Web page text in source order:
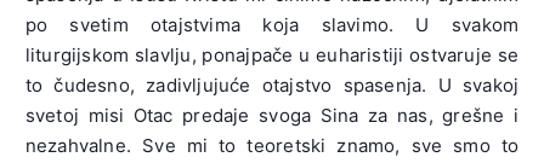
po svetim otajstvima koja slavimo. U svakom
liturgijskom slavlju, ponajpače u euharistiji ostvaruje se
to čudesno, zadivljujuće otajstvo spasenja. U svakoj
svetoj misi Otac predaje svoga Sina za nas, grešne i
nezahvalne. Sve mi to teoretski znamo, sve smo to